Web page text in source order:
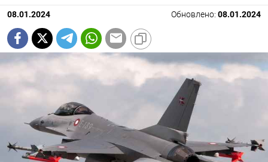
08.01.2024 Обновлено: 08.01.2024